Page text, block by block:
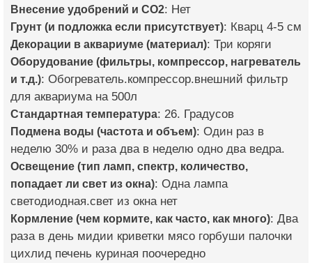
Внесение удобрений и CO2: Нет
Грунт (и подложка если присутствует): Кварц 4-5 см
Декорации в аквариуме (материал): Три коряги
Оборудование (фильтры, компрессор, нагреватель
и т.д.): Обогреватель.компрессор.внешний фильтр
для аквариума на 500л
Стандартная температура: 26. Градусов
Подмена воды (частота и объем): Один раз в
неделю 30% и раза два в неделю одно два ведра.
Освещение (тип ламп, спектр, количество,
попадает ли свет из окна): Одна лампа
светодиодная.свет из окна нет
Кормление (чем кормите, как часто, как много): Два
раза в день мидии криветки мясо горбуши палочки
цихлид печень куриная поочередно